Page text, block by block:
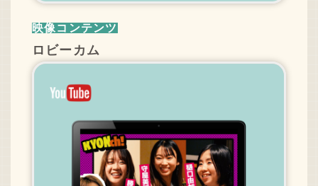
映像コンテンツ
ロビーカム